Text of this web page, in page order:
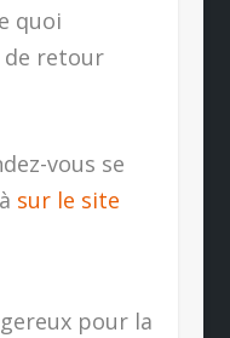
quoi
de retour
vous se
sur le site
pour la